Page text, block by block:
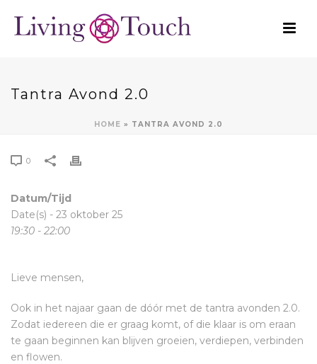
Tantra Avond 2.0
HOME » TANTRA AVOND 2.0
0
Datum/Tijd
Date(s) - 23 oktober 25
19:30 - 22:00
Lieve mensen,
Ook in het najaar gaan de dóór met de tantra avonden 2.0.
Zodat iedereen die er graag komt, of die klaar is om eraan
te gaan beginnen kan blijven groeien, verdiepen, verbinden
en flowen.